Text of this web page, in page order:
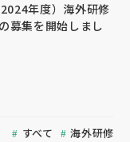
年度）海外研修
募集を開始しまし
すべて 海外研修